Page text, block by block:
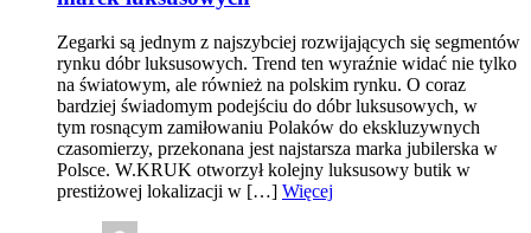
Zegarki są jednym z najszybciej rozwijających się segmentów
rynku dóbr luksusowych. Trend ten wyraźnie widać nie tylko
na światowym, ale również na polskim rynku. O coraz
bardziej świadomym podejściu do dóbr luksusowych, w
tym rosnącym zamiłowaniu Polaków do ekskluzywnych
czasomierzy, przekonana jest najstarsza marka jubilerska w
Polsce. W.KRUK otworzył kolejny luksusowy butik w
prestiżowej lokalizacji w […] Więcej